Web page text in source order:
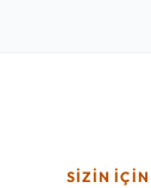
SIZIN